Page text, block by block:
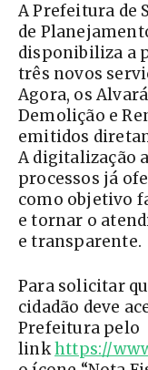
A Prefeitura de
de
disponibiliza a
três novos
Agora, os
Demolição e
emitidos
A digitalização
processos já
como objetivo
e tornar o
e transparente.
Para solicitar
cidadão deve
Prefeitura pelo
linkhttps://